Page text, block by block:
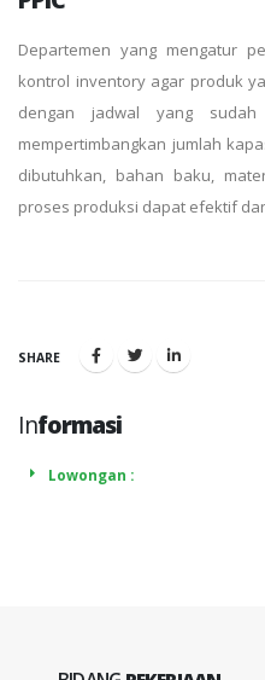
Departemen yang mengatur
kontrol inventory agar produk
dengan jadwal yang
mempertimbangkan jumlah
dibutuhkan, bahan baku,
proses produksi dapat efektif
SHARE
Informasi
Lowongan :